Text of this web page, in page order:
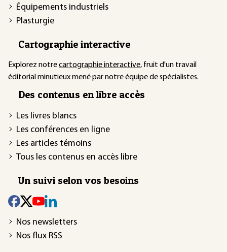
Équipements industriels
Plasturgie
Cartographie interactive
Explorez notrecartographie interactive, fruit d'un travail
éditorial minutieux mené par notre équipe de spécialistes.
Des contenus en libre accès
Les livres blancs
Les conférences en ligne
Les articles témoins
Tous les contenus en accès libre
Un suivi selon vos besoins
Nos newsletters
Nos flux RSS